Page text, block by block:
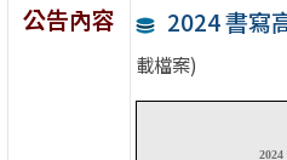
公告內容
2024 書寫
載檔案)